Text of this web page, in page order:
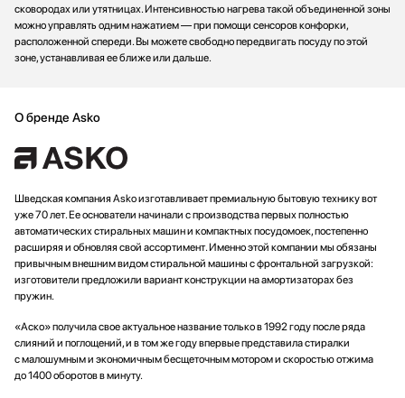
сковородах или утятницах. Интенсивностью нагрева такой объединенной зоны
можно управлять одним нажатием — при помощи сенсоров конфорки,
расположенной спереди. Вы можете свободно передвигать посуду по этой
зоне, устанавливая ее ближе или дальше.
О бренде Asko
Шведская компания Asko изготавливает премиальную бытовую технику вот
уже 70 лет. Ее основатели начинали с производства первых полностью
автоматических стиральных машин и компактных посудомоек, постепенно
расширяя и обновляя свой ассортимент. Именно этой компании мы обязаны
привычным внешним видом стиральной машины с фронтальной загрузкой:
изготовители предложили вариант конструкции на амортизаторах без
пружин.
«Аско» получила свое актуальное название только в 1992 году после ряда
слияний и поглощений, и в том же году впервые представила стиралки
с малошумным и экономичным бесщеточным мотором и скоростью отжима
до 1400 оборотов в минуту.